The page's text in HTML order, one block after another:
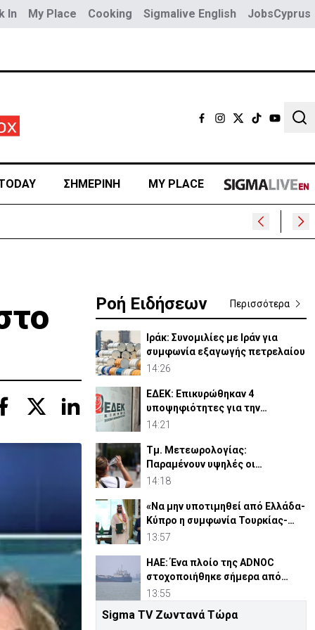
In My Place Cooking Sigmalive English JobsCyprus
ΣΗΜΕΡΙΝΗ MY PLACE
Ροή Ειδήσεων Περισσότερα
Ιράκ: Συνομιλίες με Ιράν για
συμφωνία εξαγωγής πετρελαίου
14:26
ΕΔΕΚ: Επικυρώθηκαν 4
υποψηφιότητες για την
Προεδρία- 5 Σεπτεμβρίου οι
14:21
Τμ. Μετεωρολογίας:
Παραμένουν υψηλές οι
θερμοκρασίες με αυξημένη
14:18
«Να μην υποτιμηθεί από Ελλάδα-
Κύπρο η συμφωνία Τουρκίας-
Πακιστάν-Σ. Αραβίας»
13:57
ΗΑΕ: Ένα πλοίο της ADNOC
στοχοποιήθηκε σήμερα από
πύραυλο στα Στενά του Ορμούζ
13:55
Καμίνι η Κύπρος – Σε ισχύ η
Sigma TV Ζωντανά Τώρα